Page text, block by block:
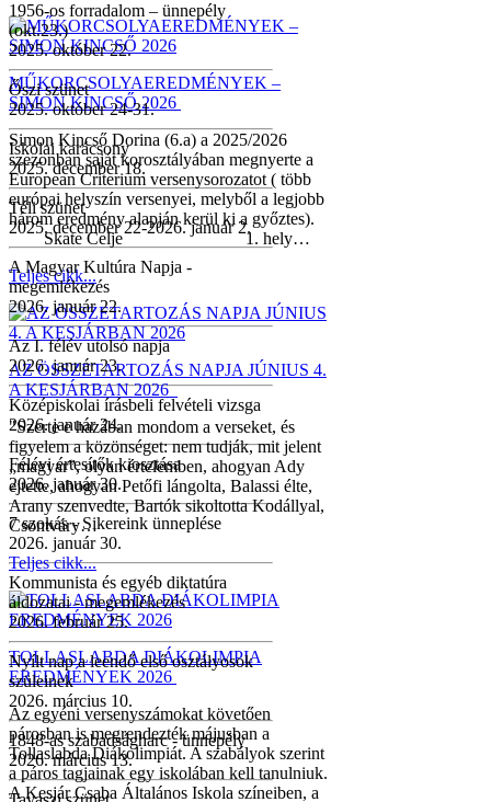
MŰKORCSOLYAEREDMÉNYEK –
SIMON KINCSŐ 2026
Simon Kincső Dorina (6.a) a 2025/2026
szezonban saját korosztályában megnyerte a
European Criterium versenysorozatot ( több
európai helyszín versenyei, melyből a legjobb
három eredmény alapján kerül ki a győztes).
Skate Celje 1. hely…
Teljes cikk...
AZ ÖSSZETARTOZÁS NAPJA JÚNIUS 4.
A KESJÁRBAN 2026
"Szerte e hazában mondom a verseket, és
figyelem a közönséget: nem tudják, mit jelent
„magyar”, olyan értelemben, ahogyan Ady
ejtette, ahogyan Petőfi lángolta, Balassi élte,
Arany szenvedte, Bartók sikoltotta Kodállyal,
Csontváry…
Teljes cikk...
TOLLASLABDA DIÁKOLIMPIA
EREDMÉNYEK 2026
Az egyéni versenyszámokat követően
párosban is megrendezték májusban a
Tollaslabda Diákolimpiát. A szabályok szerint
a páros tagjainak egy iskolában kell tanulniuk.
A Kesjár Csaba Általános Iskola színeiben, a
1956-os forradalom – ünnepély
(okt.23.)
2025. október 22.
Őszi szünet
2025. október 24-31.
Iskolai karácsony
2025. december 18.
Téli szünet
2025. december 22-2026. január 2.
A Magyar Kultúra Napja -
megemlékezés
2026. január 22.
Az I. félév utolsó napja
2026. január 23.
Középiskolai írásbeli felvételi vizsga
2026. január 24.
Félévi értesítők kiosztása
2026. január 30.
7 szokás - Sikereink ünneplése
2026. január 30.
Kommunista és egyéb diktatúra
áldozatai - megemlékezés
2026. február 25.
Nyílt nap a leendő első osztályosok
szüleinek
2026. március 10.
1848-as szabadságharc - ünnepély
2026. március 13.